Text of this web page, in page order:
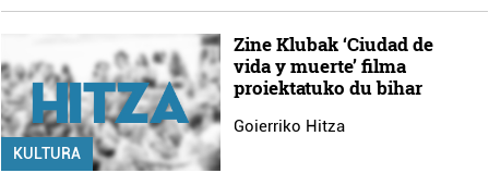
KULTURA
Zine Klubak ‘Ciudad de
vida y muerte’ filma
proiektatuko du bihar
Goierriko Hitza